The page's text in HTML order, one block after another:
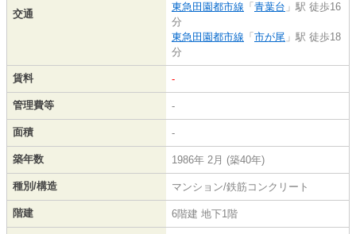
交通
東急田園都市線 「 青葉台 」駅 徒歩16
分
東急田園都市線 「 市が尾 」駅 徒歩18
分
賃料 -
管理費等 -
面積 -
築年数 1986年 2月 (築40年)
種別/構造 マンション/鉄筋コンクリート
階建 6階建 地下1階